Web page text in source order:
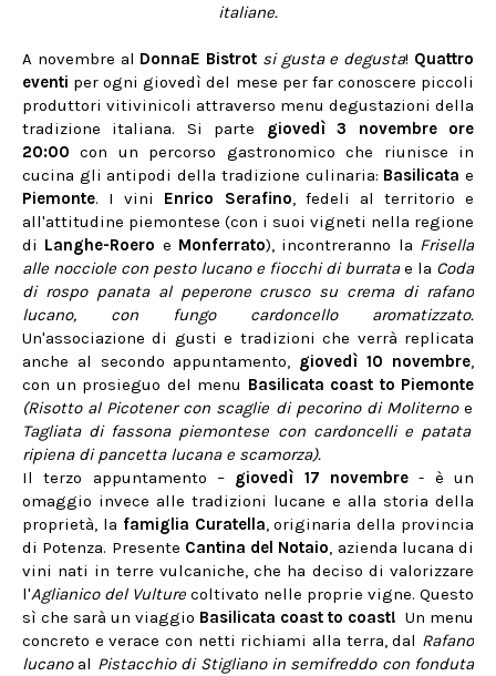
italiane.
A novembre al DonnaE Bistrot si gusta e degusta! Quattro
eventi per ogni giovedì del mese per far conoscere piccoli
produttori vitivinicoli attraverso menu degustazioni della
tradizione italiana. Si parte giovedì 3 novembre ore
20:00 con un percorso gastronomico che riunisce in
cucina gli antipodi della tradizione culinaria: Basilicata e
Piemonte. I vini Enrico Serafino, fedeli al territorio e
all'attitudine piemontese (con i suoi vigneti nella regione
di Langhe-Roero e Monferrato), incontreranno la Frisella
alle nocciole con pesto lucano e fiocchi di burratae la Coda
di rospo panata al peperone crusco su crema di rafano
lucano, con fungo cardoncello aromatizzato.
Un'associazione di gusti e tradizioni che verrà replicata
anche al secondo appuntamento, giovedì 10 novembre,
con un prosieguo del menu Basilicata coast to Piemonte
(Risotto al Picotener con scaglie di pecorino di Moliterno e
Tagliata di fassona piemontese con cardoncelli e patata
ripiena di pancetta lucana e scamorza).
Il terzo appuntamento – giovedì 17 novembre - è un
omaggio invece alle tradizioni lucane e alla storia della
proprietà, la famiglia Curatella, originaria della provincia
di Potenza. Presente Cantina del Notaio, azienda lucana di
vini nati in terre vulcaniche, che ha deciso di valorizzare
l'Aglianico del Vulture coltivato nelle proprie vigne. Questo
sì che sarà un viaggio Basilicata coast to coast! Un menu
concreto e verace con netti richiami alla terra, dal Rafano
lucanoal Pistacchio di Stigliano in semifreddo con fonduta